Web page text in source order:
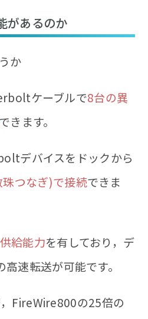
があるのか
か
ケーブルで8台の異
できます。
デバイスをドックから
つなぎ)で接続できま
給能力を有しており，デ
高速転送が可能です。
FireWire800の25倍の